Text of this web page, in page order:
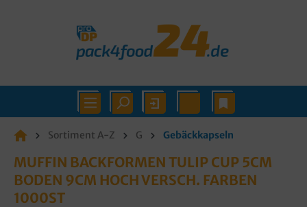
Sortiment A-Z G Gebäckkapseln
MUFFIN BACKFORMEN TULIP CUP 5CM
BODEN 9CM HOCH VERSCH. FARBEN
1000ST